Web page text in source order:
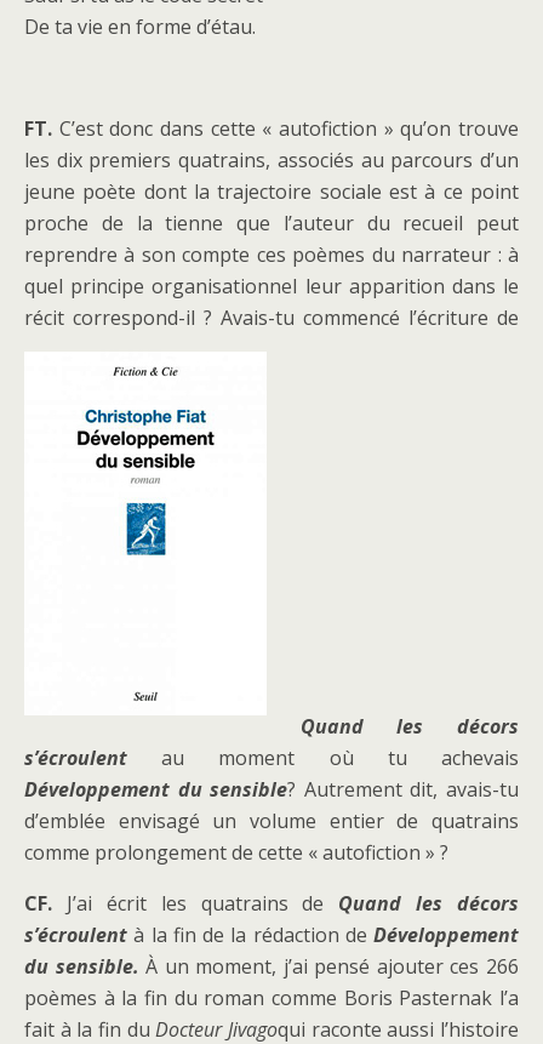
De ta vie en forme d’étau.
FT. C’est donc dans cette « autofiction » qu’on trouve
les dix premiers quatrains, associés au parcours d’un
jeune poète dont la trajectoire sociale est à ce point
proche de la tienne que l’auteur du recueil peut
reprendre à son compte ces poèmes du narrateur : à
quel principe organisationnel leur apparition dans le
récit correspond-il ? Avais-tu commencé l’écriture de
Quand les décors
s’écroulentau moment où tu achevais
Développement du sensible? Autrement dit, avais-tu
d’emblée envisagé un volume entier de quatrains
comme prolongement de cette « autofiction » ?
CF. J’ai écrit les quatrains de Quand les décors
s’écroulent à la fin de la rédaction de Développement
du sensible.À un moment, j’ai pensé ajouter ces 266
poèmes à la fin du roman comme Boris Pasternak l’a
fait à la fin duDocteur Jivagoqui raconte aussi l’histoire